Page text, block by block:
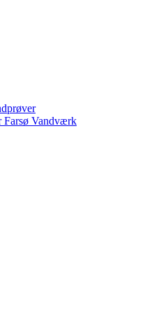
Farsø Vandværk